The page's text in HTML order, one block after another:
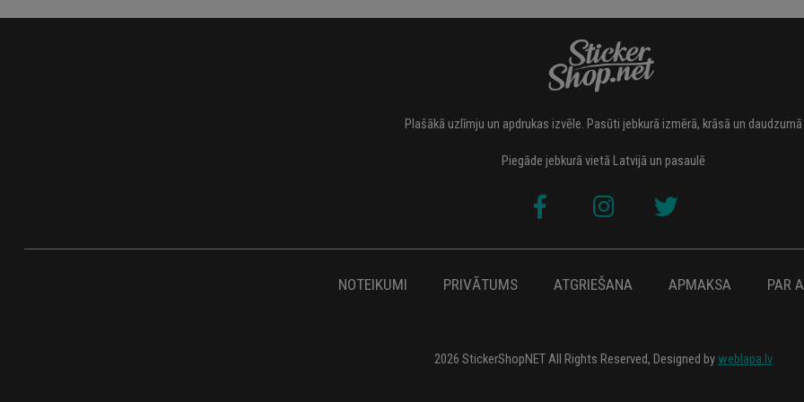
Plašākā uzlīmju un apdrukas izvēle. Pasūti jebkurā izmērā, krāsā un daudzumā
Piegāde jebkurā vietā Latvijā un pasaulē
NOTEIKUMI PRIVĀTUMS ATGRIEŠANA APMAKSA PAR
2026 StickerShopNET All Rights Reserved, Designed by weblapa.lv